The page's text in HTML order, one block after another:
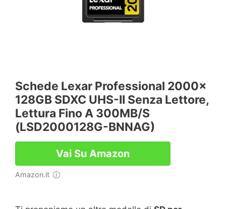
Schede Lexar Professional 2000x
128GB SDXC UHS-II Senza Lettore,
Lettura Fino A 300MB/s
(LSD2000128G-BNNAG)
Vai Su Amazon
Amazon.it